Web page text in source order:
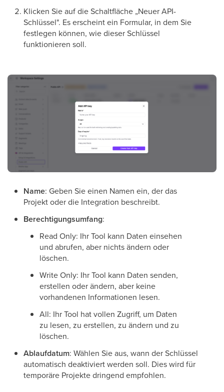
Klicken Sie auf die Schaltfläche „Neuer API-
Schlüssel". Es erscheint ein Formular, in dem Sie
festlegen können, wie dieser Schlüssel
funktionieren soll.
Name: Geben Sie einen Namen ein, der das
Projekt oder die Integration beschreibt.
Berechtigungsumfang:
Read Only: Ihr Tool kann Daten einsehen
und abrufen, aber nichts ändern oder
löschen.
Write Only: Ihr Tool kann Daten senden,
erstellen oder ändern, aber keine
vorhandenen Informationen lesen.
All: Ihr Tool hat vollen Zugriff, um Daten
zu lesen, zu erstellen, zu ändern und zu
löschen.
Ablaufdatum: Wählen Sie aus, wann der Schlüssel
automatisch deaktiviert werden soll. Dies wird für
temporäre Projekte dringend empfohlen.